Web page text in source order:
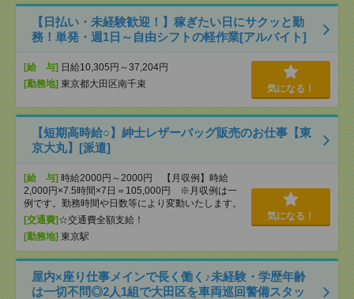
【日払い・未経験歓迎！】稼ぎたい日にサクッと勤
務！単発・週1日～自由シフトの軽作業[アルバイト]
[給 与] 日給10,305円～37,204円
[勤務地] 東京都大田区南千束 気になる！
【短期高時給○】紳士レザーバッグ販売のお仕事【東
京大丸】[派遣]
[給 与] 時給2000円～2000円 【月収例】時給
2,000円×7.5時間×7日＝105,000円 ※月収例は一
例です。勤務時間や日数等により変動いたします。
[交通費] ☆交通費全額支給！
[勤務地] 東京駅
気になる！
屋内×座り仕事メインで長く働く♪未経験・学歴年齢
は一切不問◎2人1組で大田区を車両巡回警備スタッ